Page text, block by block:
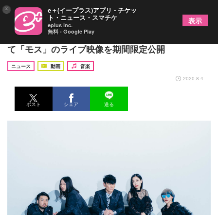
サカナクション、オンラインライブの開催を記念し
て「モス」のライブ映像を期間限定公開
ニュース 動画
音楽
2020.8.4
ポスト シェア 送る
× e＋(イープラス)アプリ - チケッ
ト・ニュース・スマチケ
eplus inc.
無料 - Google Play
表示